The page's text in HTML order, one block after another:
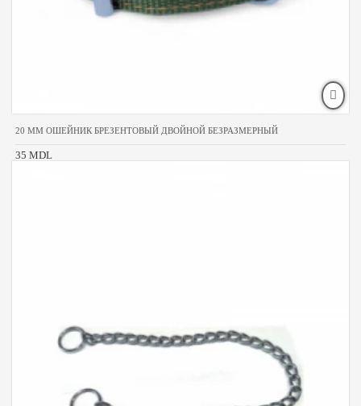
20 MM ОШЕЙНИК БРЕЗЕНТОВЫЙ ДВОЙНОЙ БЕЗРАЗМЕРНЫЙ
35 MDL